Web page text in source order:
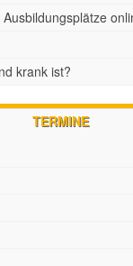
krank ist?
TERMINE